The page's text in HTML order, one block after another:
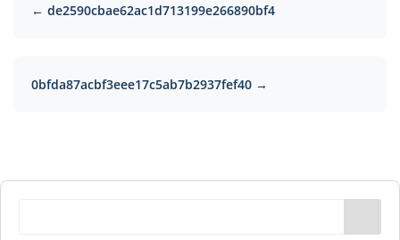
← de2590cbae62ac1d713199e266890bf4
0bfda87acbf3eee17c5ab7b2937fef40 →